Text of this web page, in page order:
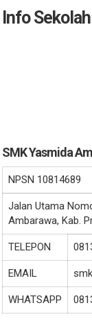
Info Sekolah
SMK Yasmida
NPSN 10814689
Jalan Utama
Ambarawa, Kab.
TELEPON
EMAIL
WHATSAPP